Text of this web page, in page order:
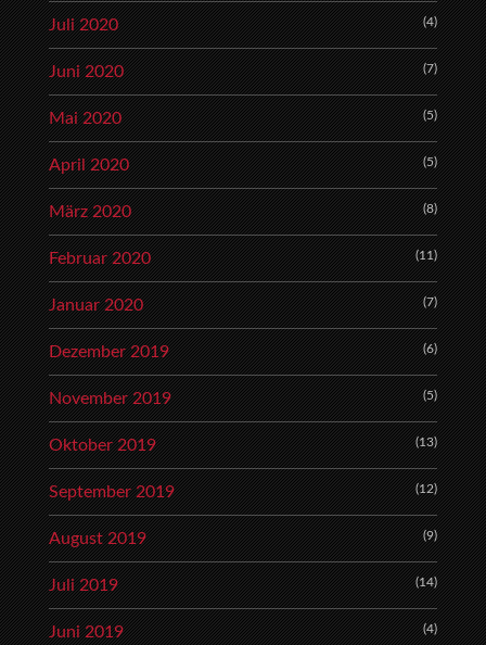
Juli 2020 (4)
Juni 2020 (7)
Mai 2020 (5)
April 2020 (5)
März 2020 (8)
Februar 2020 (11)
Januar 2020 (7)
Dezember 2019 (6)
November 2019 (5)
Oktober 2019 (13)
September 2019 (12)
August 2019 (9)
Juli 2019 (14)
Juni 2019 (4)